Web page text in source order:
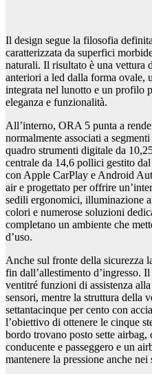
Il design segue la filosofia
caratterizzata da superfici
naturali. Il risultato è una vettura
anteriori a led dalla forma ovale,
integrata nel lunotto e un profilo
eleganza e funzionalità.
All’interno, ORA 5 punta a
normalmente associati a
quadro strumenti digitale da
centrale da 14,6 pollici gestito
con Apple CarPlay e Android
air e progettato per offrire
sedili ergonomici, illuminazione
colori e numerose soluzioni
completano un ambiente che
d’uso.
Anche sul fronte della sicurezza
fin dall’allestimento d’ingresso.
ventitré funzioni di assistenza
sensori, mentre la struttura della
settantacinque per cento con
l’obiettivo di ottenere le cinque
bordo trovano posto sette airbag,
conducente e passeggero e un
mantenere la pressione anche